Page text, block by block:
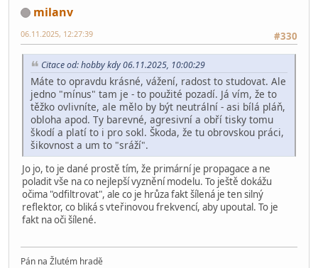
milanv
#330
06.11.2025, 12:27:39
Citace od: hobby kdy 06.11.2025, 10:00:29
Máte to opravdu krásné, vážení, radost to studovat. Ale
jedno "mínus" tam je - to použité pozadí. Já vím, že to
těžko ovlivníte, ale mělo by být neutrální - asi bílá pláň,
obloha apod. Ty barevné, agresivní a obří tisky tomu
škodí a platí to i pro sokl. Škoda, že tu obrovskou práci,
šikovnost a um to "sráží".
Jo jo, to je dané prostě tím, že primární je propagace a ne
poladit vše na co nejlepší vyznění modelu. To ještě dokážu
očima "odfiltrovat", ale co je hrůza fakt šílená je ten silný
reflektor, co bliká s vteřinovou frekvencí, aby upoutal. To je
fakt na oči šílené.
Pán na Žlutém hradě